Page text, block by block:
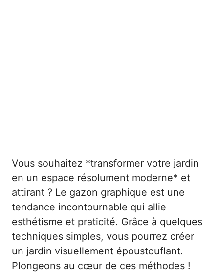
Vous souhaitez *transformer votre jardin
en un espace résolument moderne* et
attirant ? Le gazon graphique est une
tendance incontournable qui allie
esthétisme et praticité. Grâce à quelques
techniques simples, vous pourrez créer
un jardin visuellement époustouflant.
Plongeons au cœur de ces méthodes !